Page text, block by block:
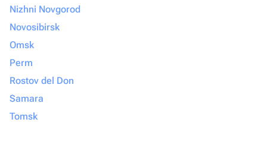
Nizhni Novgorod
Novosibirsk
Omsk
Perm
Rostov del Don
Samara
Tomsk